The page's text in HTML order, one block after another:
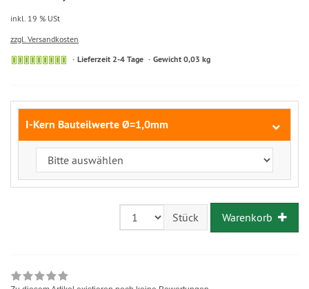
inkl. 19 % USt
zzgl. Versandkosten
Lieferzeit 2-4 Tage Gewicht 0,03 kg
I-Kern Bauteilwerte Ø=1,0mm
Stück Warenkorb